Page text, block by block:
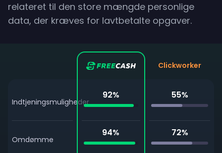
relateret til den store mængde personlige
data, der kræves for lavtbetalte opgaver.
Indtjeningsmuligheder
Omdømme
92%
94%
Clickworker
55%
72%